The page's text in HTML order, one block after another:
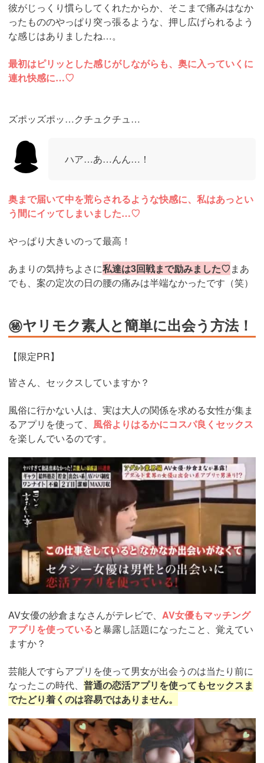
彼がじっくり慣らしてくれたからか、そこまで痛みはなか
ったもののやっぱり突っ張るような、押し広げられるよう
な感じはありましたね…。
最初はピリッとした感じがしながらも、奥に入っていくに
連れ快感に…♡
ズポッズポッ…クチュクチュ…
ハア…あ…んん…！
奥まで届いて中を荒らされるような快感に、私はあっとい
う間にイッてしまいました…♡
やっぱり大きいのって最高！
あまりの気持ちよさに私達は3回戦まで励みました♡まあ
でも、案の定次の日の腰の痛みは半端なかったです（笑）
㊙ヤリモク素人と簡単に出会う方法！
【限定PR】
皆さん、セックスしていますか？
風俗に行かない人は、実は大人の関係を求める女性が集ま
るアプリを使って、 風俗よりはるかにコスパ良くセックス
を楽しんでいるのです。
AV女優の紗倉まなさんがテレビで、 AV女優もマッチング
アプリを使っていると暴露し話題になったこと、覚えてい
ますか？
芸能人ですらアプリを使って男女が出会うのは当たり前に
なったこの時代、 普通の恋活アプリを使ってもセックスま
でたどり着くのは容易ではありません。
https://pcmax.jp/lp/?
ad_id=rm327007